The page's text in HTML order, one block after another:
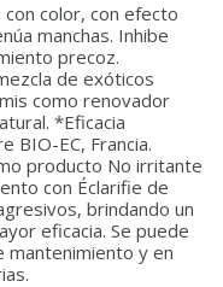
color, con efecto
manchas. Inhibe
precoz.
de exóticos
como renovador
*Eficacia
BIO-EC, Francia.
producto No irritante
con Éclarifie de
brindando un
eficacia. Se puede
mantenimiento y en